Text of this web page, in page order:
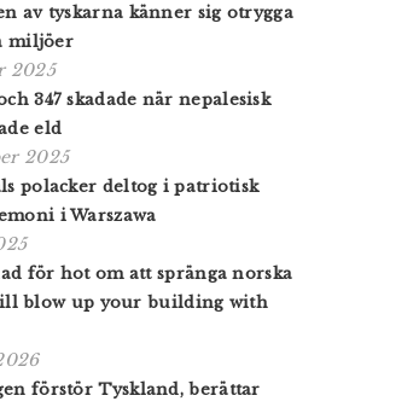
av tyskarna känner sig otrygga
miljöer
2025
347 skadade när nepalesisk
eld
2025
polacker deltog i patriotisk
i Warszawa
för hot om att spränga norska
blow up your building with
förstör Tyskland, berättar